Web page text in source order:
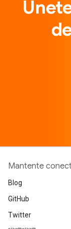
Mantente
Blog
GitHub
Twitter